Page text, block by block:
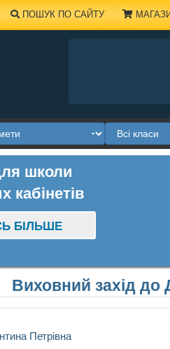
ПОШУК ПО САЙТУ
школи
кабінетів
БІЛЬШЕ
Виховний захід до
Петрівна